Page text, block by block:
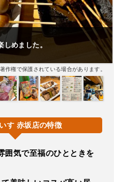
めました。
作権で保護されている場合があります。
す 赤坂店の特徴
囲気で至福のひとときを